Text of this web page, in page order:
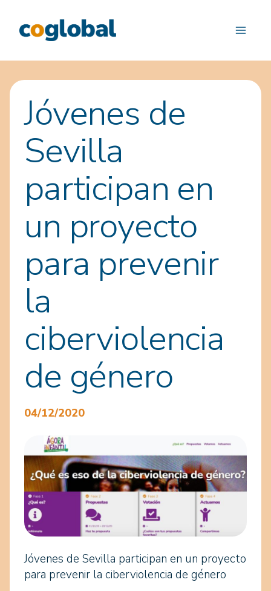
contenido
Jóvenes de
Sevilla
participan en
un proyecto
para prevenir
la
ciberviolencia
de género
04/12/2020
Jóvenes de Sevilla participan en un proyecto
para prevenir la ciberviolencia de género